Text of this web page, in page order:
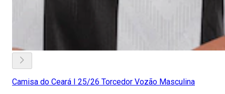
Camisa do Ceará I 25/26 Torcedor Vozão Masculina